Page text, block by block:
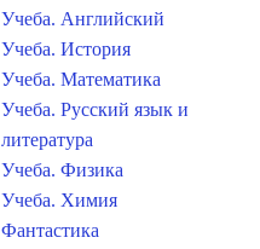
Учеба. Английский
Учеба. История
Учеба. Математика
Учеба. Русский язык и
литература
Учеба. Физика
Учеба. Химия
Фантастика